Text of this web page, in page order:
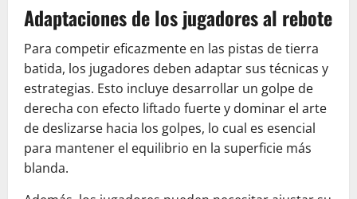
Adaptaciones de los jugadores al rebote
Para competir eficazmente en las pistas de tierra
batida, los jugadores deben adaptar sus técnicas y
estrategias. Esto incluye desarrollar un golpe de
derecha con efecto liftado fuerte y dominar el arte
de deslizarse hacia los golpes, lo cual es esencial
para mantener el equilibrio en la superficie más
blanda.